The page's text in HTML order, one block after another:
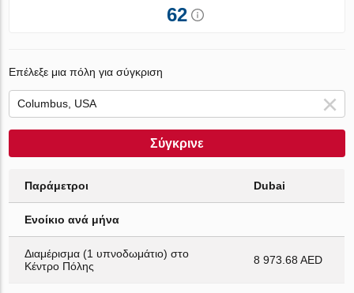
62
Επέλεξε μια πόλη για σύγκριση
Σύγκρινε
Παράμετροι Dubai
Ενοίκιο ανά μήνα
Διαμέρισμα (1 υπνοδωμάτιο) στο
Κέντρο Πόλης
8 973.68 AED